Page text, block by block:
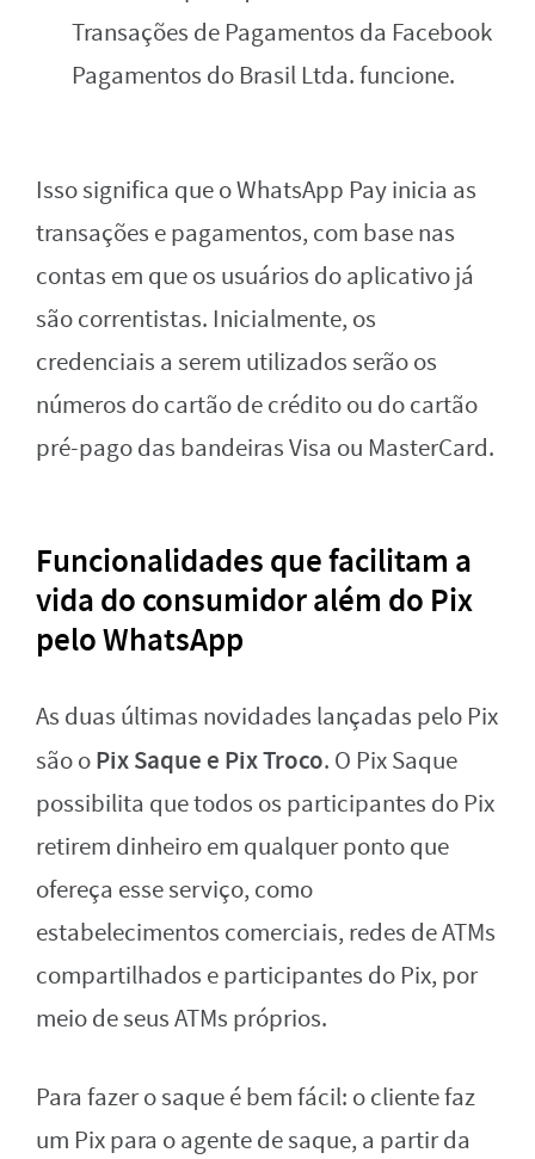
Transações de Pagamentos da Facebook
Pagamentos do Brasil Ltda. funcione.
Isso significa que o WhatsApp Pay inicia as
transações e pagamentos, com base nas
contas em que os usuários do aplicativo já
são correntistas. Inicialmente, os
credenciais a serem utilizados serão os
números do cartão de crédito ou do cartão
pré-pago das bandeiras Visa ou MasterCard.
Funcionalidades que facilitam a
vida do consumidor além do Pix
pelo WhatsApp
As duas últimas novidades lançadas pelo Pix
são oPix Saque e Pix Troco. O Pix Saque
possibilita que todos os participantes do Pix
retirem dinheiro em qualquer ponto que
ofereça esse serviço, como
estabelecimentos comerciais, redes de ATMs
compartilhados e participantes do Pix, por
meio de seus ATMs próprios.
Para fazer o saque é bem fácil: o cliente faz
um Pix para o agente de saque, a partir da